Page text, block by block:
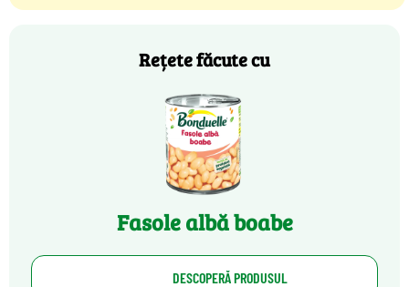
Rețete făcute cu
Fasole albă boabe
DESCOPERĂ PRODUSUL